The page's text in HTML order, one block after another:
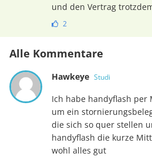
und den Vertrag
2
Alle Kommentare
Hawkeye Studi
Ich habe handyflash per
um ein
die sich so quer stellen
handyflash die kurze
wohl alles gut